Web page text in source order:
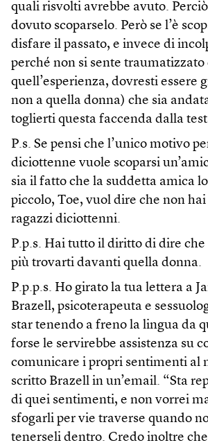
quali risvolti avrebbe avuto.
dovuto scoparselo. Però se l’è
disfare il passato, e invece di
perché non si sente traumatizzato
quell’esperienza, dovresti essere
non a quella donna) che sia
toglierti questa faccenda dalla
P.s. Se pensi che l’unico motivo
diciottenne vuole scoparsi
sia il fatto che la suddetta amica
piccolo, Toe, vuol dire che non
ragazzi diciottenni.
P.p.s. Hai tutto il diritto di dire
più trovarti davanti quella donna.
P.p.p.s. Ho girato la tua lettera a
Brazell, psicoterapeuta e
star tenendo a freno la lingua da
forse le servirebbe assistenza su
comunicare i propri sentimenti al
scritto Brazell in un’email. “Sta
di quei sentimenti, e non vorrei
sfogarli per vie traverse quando
tenerseli dentro. Credo inoltre